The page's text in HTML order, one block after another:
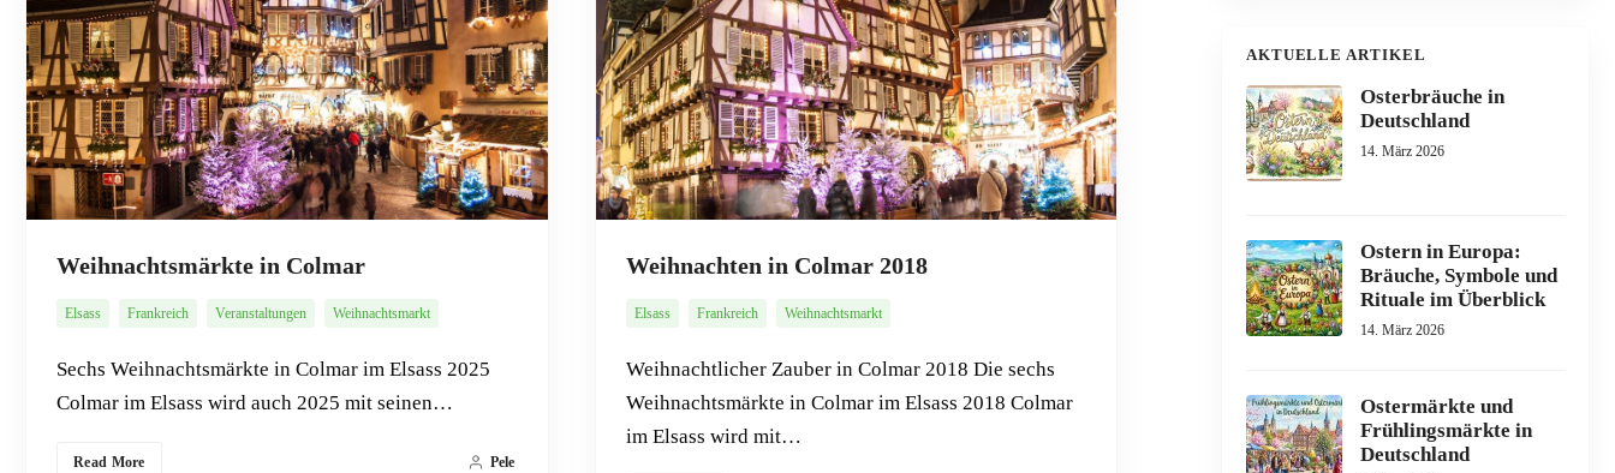
Weihnachtsmärkte in Colmar
Elsass Frankreich Veranstaltungen Weihnachtsmarkt
Sechs Weihnachtsmärkte in Colmar im Elsass 2025
Colmar im Elsass wird auch 2025 mit seinen…
Read More Pele
Weihnachten in Colmar 2018
Elsass Frankreich Weihnachtsmarkt
Weihnachtlicher Zauber in Colmar 2018 Die sechs
Weihnachtsmärkte in Colmar im Elsass 2018 Colmar
im Elsass wird mit…
AKTUELLE ARTIKEL
Osterbräuche in
Deutschland
14. März 2026
Ostern in Europa:
Bräuche, Symbole und
Rituale im Überblick
14. März 2026
Ostermärkte und
Frühlingsmärkte in
Deutschland